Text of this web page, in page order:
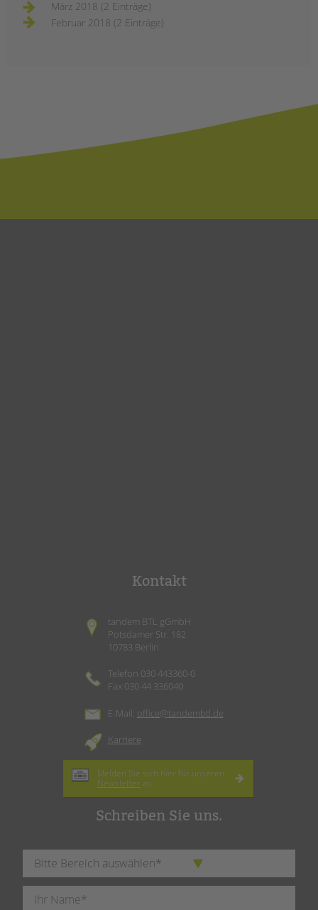
März 2018 (2 Einträge)
Februar 2018 (2 Einträge)
Kontakt
tandem BTL gGmbH
Potsdamer Str. 182
10783 Berlin
Telefon 030 443360-0
Fax 030 44 336040
E-Mail: office@tandembtl.de
Karriere
Melden Sie sich hier für unseren
Newsletter an.
Schreiben Sie uns.